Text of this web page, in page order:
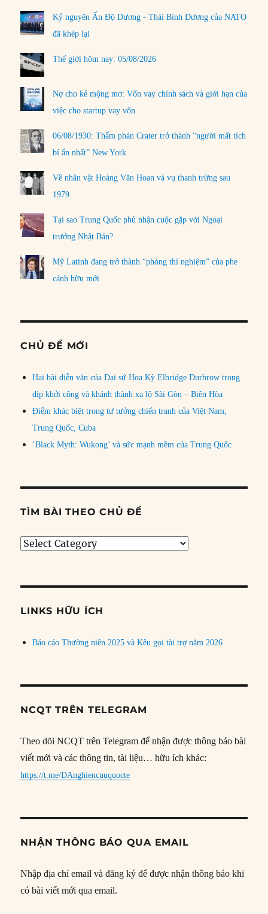
Kỷ nguyên Ấn Độ Dương - Thái Bình Dương của NATO
đã khép lại
Thế giới hôm nay: 05/08/2026
Nợ cho kẻ mộng mơ: Vốn vay chính sách và giới hạn của
việc cho startup vay vốn
06/08/1930: Thẩm phán Crater trở thành “người mất tích
bí ẩn nhất” New York
Về nhân vật Hoàng Văn Hoan và vụ thanh trừng sau
1979
Tại sao Trung Quốc phủ nhận cuộc gặp với Ngoại
trưởng Nhật Bản?
Mỹ Latinh đang trở thành “phòng thí nghiệm” của phe
cánh hữu mới
CHỦ ĐỀ MỚI
Hai bài diễn văn của Đại sứ Hoa Kỳ Elbridge Durbrow trong
dịp khởi công và khánh thành xa lộ Sài Gòn – Biên Hòa
Điểm khác biệt trong tư tưởng chiến tranh của Việt Nam,
Trung Quốc, Cuba
‘Black Myth: Wukong’ và sức mạnh mềm của Trung Quốc
TÌM BÀI THEO CHỦ ĐỀ
Tìm
đề
LINKS HỮU ÍCH
Báo cáo Thường niên 2025 và Kêu gọi tài trợ năm 2026
NCQT TRÊN TELEGRAM
Theo dõi NCQT trên Telegram để nhận được thông báo bài
viết mới và các thông tin, tài liệu… hữu ích khác:
https://t.me/DAnghiencuuquocte
NHẬN THÔNG BÁO QUA EMAIL
Nhập địa chỉ email và đăng ký để được nhận thông báo khi
có bài viết mới qua email.